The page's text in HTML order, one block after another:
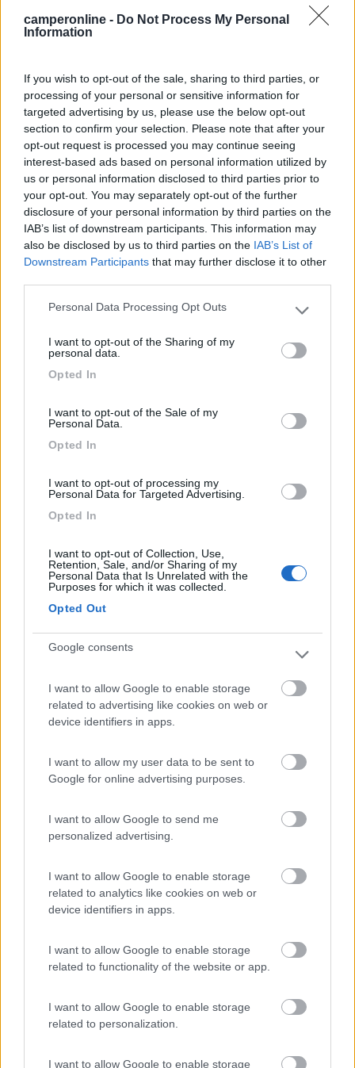
camperonline - Do Not Process My Personal
Information
If you wish to opt-out of the sale, sharing to third parties, or
processing of your personal or sensitive information for
targeted advertising by us, please use the below opt-out
section to confirm your selection. Please note that after your
opt-out request is processed you may continue seeing
interest-based ads based on personal information utilized by
us or personal information disclosed to third parties prior to
your opt-out. You may separately opt-out of the further
disclosure of your personal information by third parties on the
IAB’s list of downstream participants. This information may
also be disclosed by us to third parties on the IAB’s List of
Downstream Participants that may further disclose it to other
Please note that this website/app uses one or more Google
not limited to your visit or usage behaviour. You may click to
grant or deny consent to Google and its third-party tags to
use your data for below specified purposes in below Google
Personal Data Processing Opt Outs
I want to opt-out of the Sharing of my
personal data.
Opted In
I want to opt-out of the Sale of my
Personal Data.
Opted In
I want to opt-out of processing my
Personal Data for Targeted Advertising.
Opted In
I want to opt-out of Collection, Use,
Retention, Sale, and/or Sharing of my
Personal Data that Is Unrelated with the
Purposes for which it was collected.
Opted Out
Google consents
I want to allow Google to enable storage
related to advertising like cookies on web or
device identifiers in apps.
I want to allow my user data to be sent to
Google for online advertising purposes.
I want to allow Google to send me
personalized advertising.
I want to allow Google to enable storage
related to analytics like cookies on web or
device identifiers in apps.
I want to allow Google to enable storage
related to functionality of the website or app.
I want to allow Google to enable storage
related to personalization.
I want to allow Google to enable storage
Potrei dirti lo stesso della finestra in bagno che prima avevo e
ora non ho più: bella ma si fa anche senza.
perché è quello che cercate.
È importante la pianta, che vi deve essere congeniale, la parte
tecnica deve essere adeguata alla vacanza che pensate di
fare. Se volete un gavone dovrebbe essere di forma regolare e
capace di contenere quello che pensate di metterci dentro.
In generale gli optional si possono sempre aggiungere, se li ha
meglio, ma evitate quelli "con tutto" o smanettati, capita di
ritrovarsi solo un camper perennemente zavorrato o con
soluzioni non a regola d'arte.
Altra cosa non meno importante: meno difetti ha, meno vi
costerà e sarà più facile da rivendere, quindi attenzione a non
andare troppo indietro con gli anni.
Lo stolto non sa tacere
1756
Inserito il
Con quelle caratteristiche direi che la scelta migliore per
altrimenti, per fugare ogni dubbio aumenterei leggermente il
budget per puntare al Laika ecovip 9
Pedro2
In estate senza condizionatore in cabina è una tragedia io
partivo all'alba ma già alle 10 11 caldo infernale. Si ci sono
persone che ti dicono che vai lo stesso ma per esperienza
personale te lo sconsiglio vivamente.
La doccia x me è fondamentale avere una doccia separata ti
permette di docciarti in semicomodità esci chiudi e non devi
asciugare niente.
freddano un tubo con conseguente deterioramento dei cibi e
più cose ci metti e peggio è, poi fanno condensa e si riempiono
di gocce d'acqua.
Per la disposizione vedi tu ricordati che salire e scendere dalla
Modificato da Pedro2 il 02/03/2024 alle 13:05:25
In risposta al messaggio diPedro2del02/03/2024 12:54:33
In estate senza condizionatore in cabina è una tragedia io partivo all'alba
lo stesso ma per esperienza personale te lo sconsiglio vivamente. La
...
20 anni ti sente e inizia a non raffreddarmi le birrette e fare un
sacco di acqua che fino adesso non ha mai fatto
È vero che con certe temperature i frigo trivalenti soffrono, ma